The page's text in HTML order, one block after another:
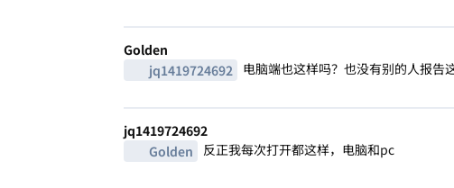
Golden
jq1419724692
电脑端也这样吗？也没有别的人报告
jq1419724692
Golden
反正我每次打开都这样，电脑和pc